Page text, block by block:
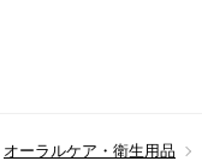
オーラルケア・衛生用品